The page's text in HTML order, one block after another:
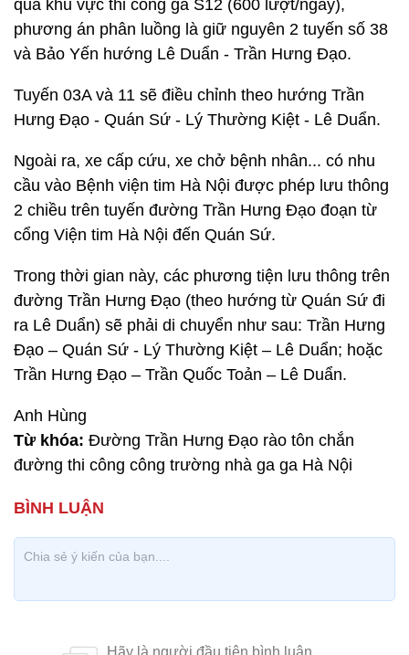
qua khu vực thi công ga S12 (600 lượt/ngày),
phương án phân luồng là giữ nguyên 2 tuyến số 38
và Bảo Yến hướng Lê Duẩn - Trần Hưng Đạo.
Tuyến 03A và 11 sẽ điều chỉnh theo hướng Trần
Hưng Đạo - Quán Sứ - Lý Thường Kiệt - Lê Duẩn.
Ngoài ra, xe cấp cứu, xe chở bệnh nhân... có nhu
cầu vào Bệnh viện tim Hà Nội được phép lưu thông
2 chiều trên tuyến đường Trần Hưng Đạo đoạn từ
cổng Viện tim Hà Nội đến Quán Sứ.
Trong thời gian này, các phương tiện lưu thông trên
đường Trần Hưng Đạo (theo hướng từ Quán Sứ đi
ra Lê Duẩn) sẽ phải di chuyển như sau: Trần Hưng
Đạo – Quán Sứ - Lý Thường Kiệt – Lê Duẩn; hoặc
Trần Hưng Đạo – Trần Quốc Toản – Lê Duẩn.
Anh Hùng
Từ khóa: Đường Trần Hưng Đạo rào tôn chắn
đường thi công công trường nhà ga ga Hà Nội